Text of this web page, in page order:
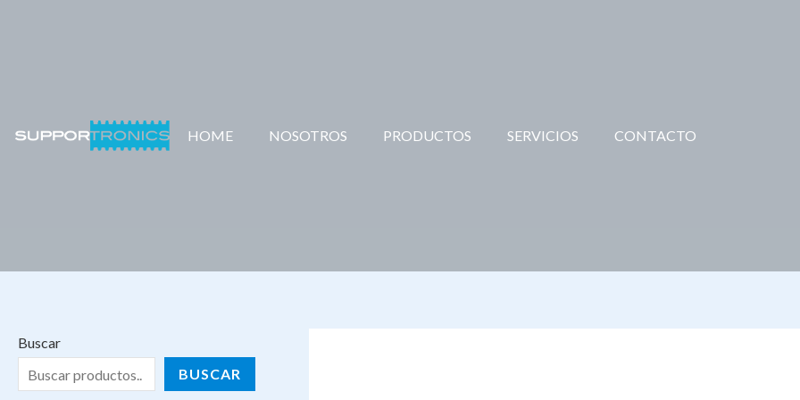
HOME NOSOTROS PRODUCTOS SERVICIOS CONTACTO
Buscar
BUSCAR